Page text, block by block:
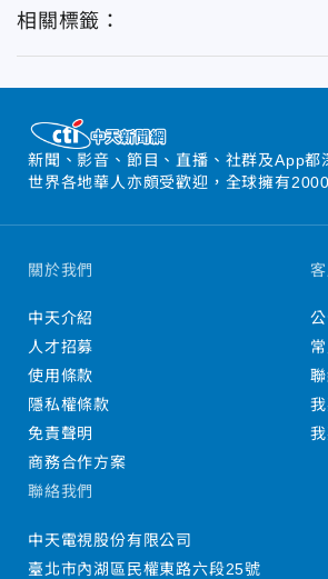
相關標籤：
新聞、影音、節目、直播、社群及App都
世界各地華人亦頗受歡迎，全球擁有
關於我們
中天介紹
人才招募
使用條款
隱私權條款
免責聲明
商務合作方案
聯絡我們
中天電視股份有限公司
臺北市內湖區民權東路六段25號